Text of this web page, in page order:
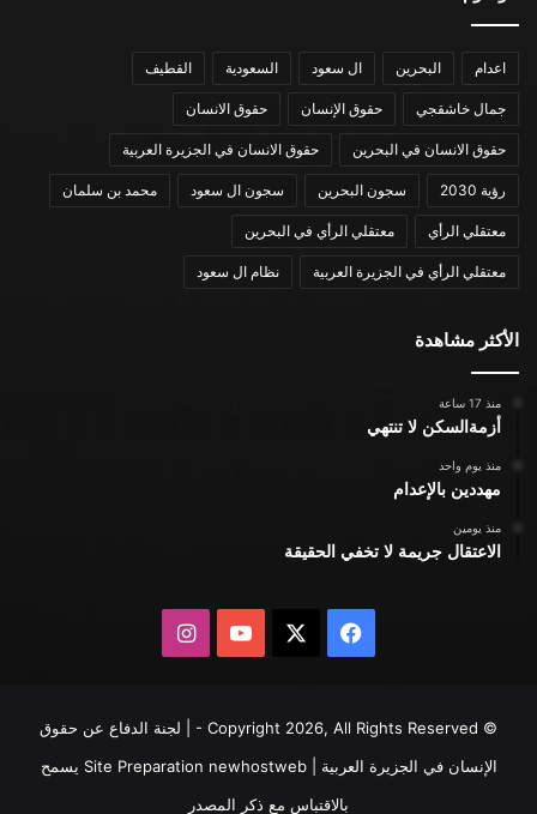
اعدام البحرين ال سعود السعودية القطيف
جمال خاشقجي حقوق الإنسان حقوق الانسان
حقوق الانسان في البحرين حقوق الانسان في الجزيرة العربية
رؤية 2030 سجون البحرين سجون ال سعود محمد بن سلمان
معتقلي الرأي معتقلي الرأي في البحرين
معتقلي الرأي في الجزيرة العربية نظام ال سعود
الأكثر مشاهدة
منذ 17 ساعة
أزمةالسكن لا تنتهي
منذ يوم واحد
مهددين بالإعدام
منذ يومين
الاعتقال جريمة لا تخفي الحقيقة
فيسبوك يوتيوبانستقرام
© Copyright 2026, All Rights Reserved - | لجنة الدفاع عن حقوق
الإنسان في الجزيرة العربية | Site Preparationnewhostweb
يسمح
بالاقتباس مع ذكر المصدر